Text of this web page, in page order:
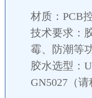
材质：PCB
技术要求：
霉、防潮等
胶水选型：
GN5027（请